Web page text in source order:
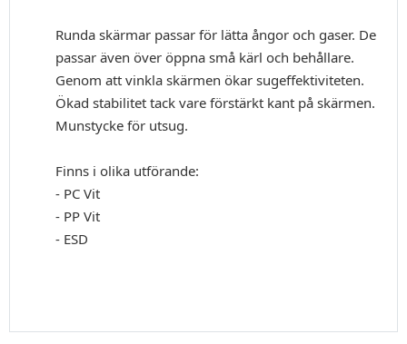
Runda skärmar passar för lätta ångor och gaser. De
passar även över öppna små kärl och behållare.
Genom att vinkla skärmen ökar sugeffektiviteten.
Ökad stabilitet tack vare förstärkt kant på skärmen.
Munstycke för utsug.
Finns i olika utförande:
- PC Vit
- PP Vit
- ESD